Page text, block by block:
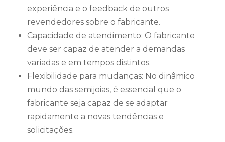
experiência e o feedback de outros
revendedores sobre o fabricante.
Capacidade de atendimento: O fabricante
deve ser capaz de atender a demandas
variadas e em tempos distintos.
Flexibilidade para mudanças: No dinâmico
mundo das semijoias, é essencial que o
fabricante seja capaz de se adaptar
rapidamente a novas tendências e
solicitações.